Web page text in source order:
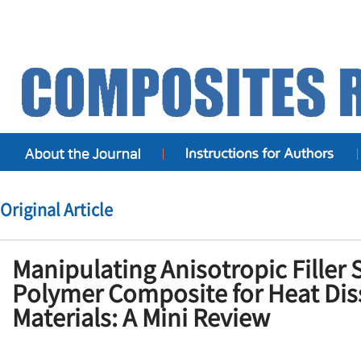
Original Article
Manipulating Anisotropic Filler
Polymer Composite for Heat
Materials: A Mini Review